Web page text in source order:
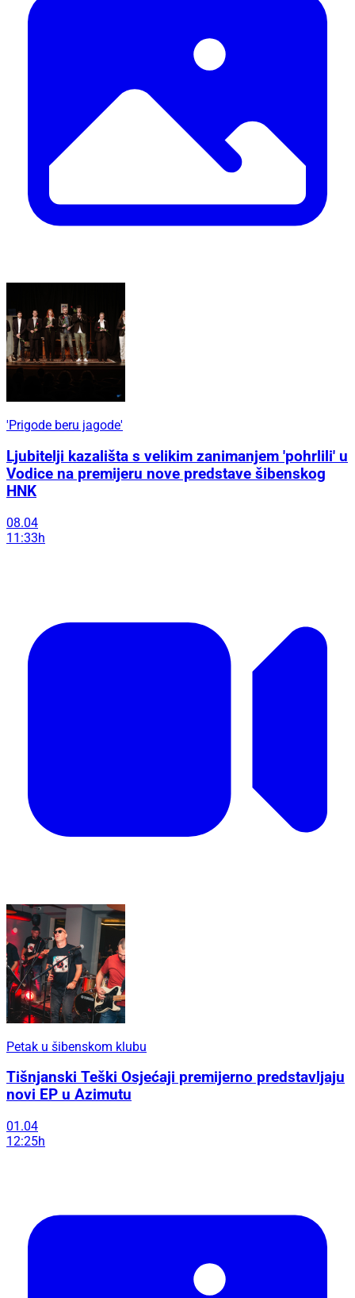
'Prigode beru jagode'
Ljubitelji kazališta s velikim zanimanjem 'pohrlili' u
Vodice na premijeru nove predstave šibenskog
HNK
08.04
11:33h
Petak u šibenskom klubu
Tišnjanski Teški Osjećaji premijerno predstavljaju
novi EP u Azimutu
01.04
12:25h